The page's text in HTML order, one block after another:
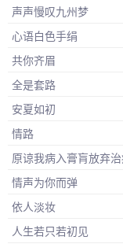
声声慢叹九州梦
心语白色手绢
共你齐眉
全是套路
安夏如初
情路
原谅我病入膏肓放弃
情声为你而弹
依人淡妆
人生若只若初见